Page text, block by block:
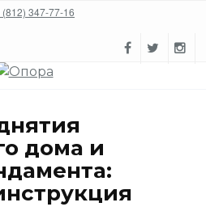
(812) 347-77-16
дома и